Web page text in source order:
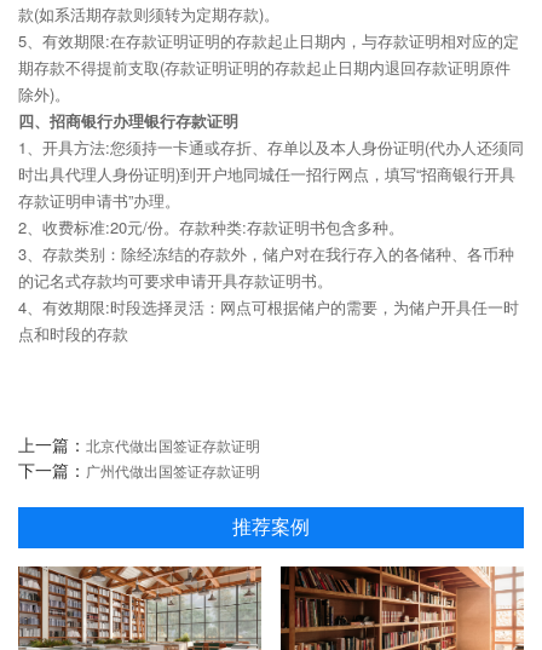
款(如系活期存款则须转为定期存款)。
5、有效期限:在存款证明证明的存款起止日期内，与存款证明相对应的定
期存款不得提前支取(存款证明证明的存款起止日期内退回存款证明原件
除外)。
四、招商银行办理银行存款证明
1、开具方法:您须持一卡通或存折、存单以及本人身份证明(代办人还须同
时出具代理人身份证明)到开户地同城任一招行网点，填写“招商银行开具
存款证明申请书”办理。
2、收费标准:20元/份。存款种类:存款证明书包含多种。
3、存款类别：除经冻结的存款外，储户对在我行存入的各储种、各币种
的记名式存款均可要求申请开具存款证明书。
4、有效期限:时段选择灵活：网点可根据储户的需要，为储户开具任一时
点和时段的存款
上一篇： 北京代做出国签证存款证明
下一篇： 广州代做出国签证存款证明
推荐案例